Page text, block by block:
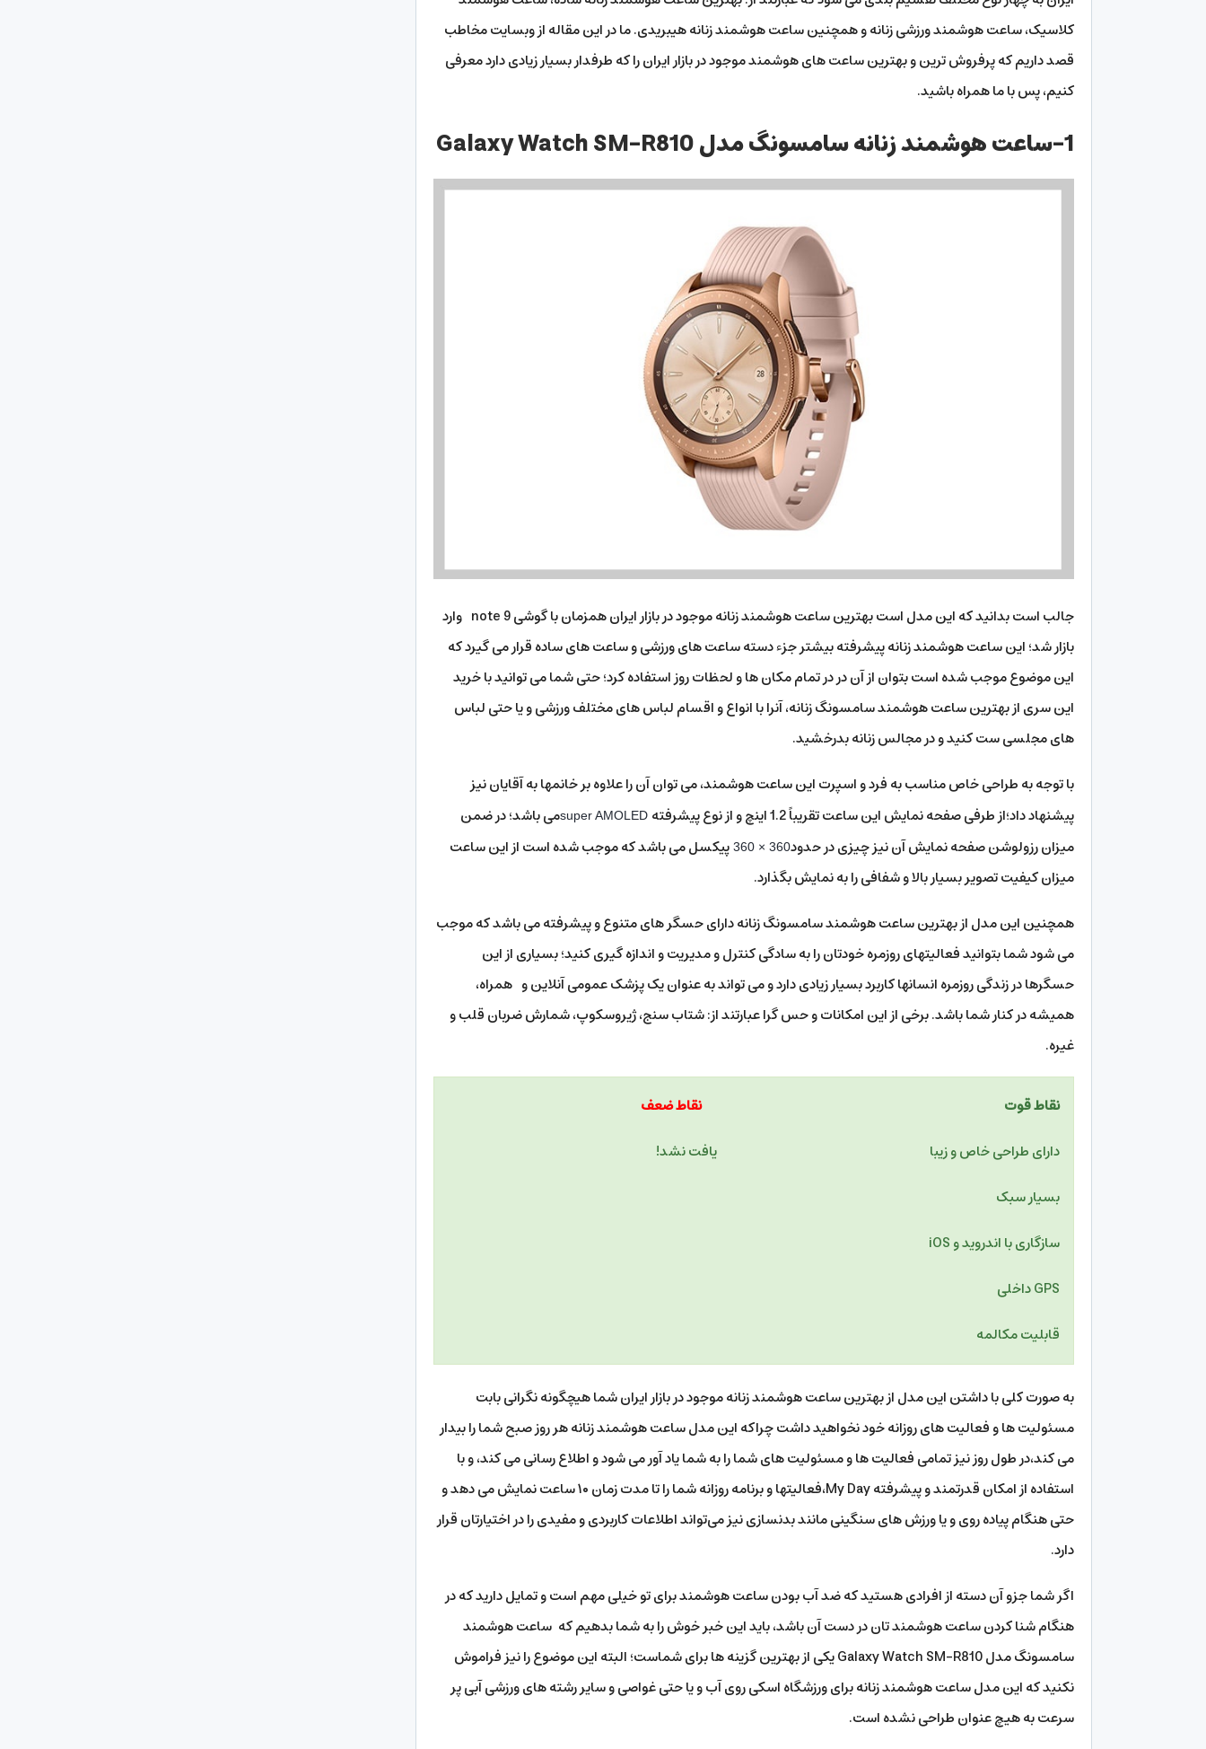
کلاسیک، ساعت هوشمند ورزشی زنانه و همچنین ساعت هوشمند زنانه هیبریدی. ما در این مقاله از وبسایت مخاطب
قصد داریم که پرفروش ترین و بهترین ساعت های هوشمند موجود در بازار ایران را که طرفدار بسیار زیادی دارد معرفی
کنیم، پس با ما همراه باشید.
1-ساعت هوشمند زنانه سامسونگ مدل Galaxy Watch SM-R810
جالب است بدانید که این مدل است بهترین ساعت هوشمند زنانه موجود در بازار ایران همزمان با گوشی note 9 وارد
بازار شد؛ این ساعت هوشمند زنانه پیشرفته بیشتر جزء دسته ساعت های ورزشی و ساعت های ساده قرار می گیرد که
این موضوع موجب شده است بتوان از آن در در تمام مکان ها و لحظات روز استفاده کرد؛ حتی شما می توانید با خرید
این سری از بهترین ساعت هوشمند سامسونگ زنانه، آنرا با انواع و اقسام لباس های مختلف ورزشی و یا حتی لباس
های مجلسی ست کنید و در مجالس زنانه بدرخشید.
با توجه به طراحی خاص مناسب به فرد و اسپرت این ساعت هوشمند، می توان آن را علاوه بر خانمها به آقایان نیز
پیشنهاد داد؛از طرفی صفحه نمایش این ساعت تقریباً 1.2 اینچ و از نوع پیشرفته
super AMOLEDمی باشد؛ در ضمن
میزان رزولوشن صفحه نمایش آن نیز چیزی در حدود360 × 360
پیکسل می باشد که موجب شده است از این ساعت
میزان کیفیت تصویر بسیار بالا و شفافی را به نمایش بگذارد.
همچنین این مدل از بهترین ساعت هوشمند سامسونگ زنانه دارای حسگر های متنوع و پیشرفته می باشد که موجب
می شود شما بتوانید فعالیتهای روزمره خودتان را به سادگی کنترل و مدیریت و اندازه گیری کنید؛ بسیاری از این
حسگرها در زندگی روزمره انسانها کاربرد بسیار زیادی دارد و می تواند به عنوان یک پزشک عمومی آنلاین و همراه،
همیشه در کنار شما باشد. برخی از این امکانات و حس گرا عبارتند از: شتاب سنج، ژیروسکوپ، شمارش ضربان قلب و
غیره.
نقاط قوت
نقاط ضعف
دارای طراحی خاص و زیبا یافت نشد!
بسیار سبک
سازگاری با اندروید و iOS
GPS داخلی
قابلیت مکالمه
به صورت کلی با داشتن این مدل از بهترین ساعت هوشمند زنانه موجود در بازار ایران شما هیچگونه نگرانی بابت
مسئولیت ها و فعالیت های روزانه خود نخواهید داشت چراکه این مدل ساعت هوشمند زنانه هر روز صبح شما را بیدار
می کند،در طول روز نیز تمامی فعالیت ها و مسئولیت های شما را به شما یاد آور می شود و اطلاع رسانی می کند، و با
استفاده از امکان قدرتمند و پیشرفته My Day،فعالیتها و برنامه روزانه شما را تا مدت زمان ۱۰ ساعت نمایش می دهد و
حتی هنگام پیاده روی و یا ورزش های سنگینی مانند بدنسازی نیز می‌تواند اطلاعات کاربردی و مفیدی را در اختیارتان قرار
دارد.
اگر شما جزو آن دسته از افرادی هستید که ضد آب بودن ساعت هوشمند برای تو خیلی مهم است و تمایل دارید که در
هنگام شنا کردن ساعت هوشمند تان در دست آن باشد، باید این خبر خوش را به شما بدهیم که ساعت هوشمند
سامسونگ مدل Galaxy Watch SM-R810 یکی از بهترین گزینه ها برای شماست؛ البته این موضوع را نیز فراموش
نکنید که این مدل ساعت هوشمند زنانه برای ورزشگاه اسکی روی آب و یا حتی غواصی و سایر رشته های ورزشی آبی پر
سرعت به هیچ عنوان طراحی نشده است.